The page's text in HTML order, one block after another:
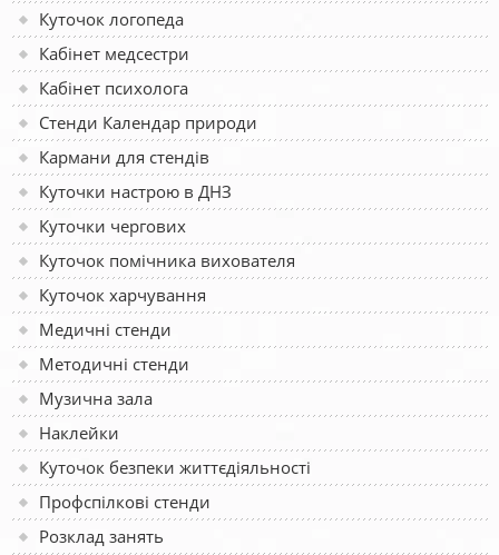
Куточок логопеда
Кабінет медсестри
Кабінет психолога
Стенди Календар природи
Кармани для стендів
Куточки настрою в ДНЗ
Куточки чергових
Куточок помічника вихователя
Куточок харчування
Медичні стенди
Методичні стенди
Музична зала
Наклейки
Куточок безпеки життєдіяльності
Профспілкові стенди
Розклад занять